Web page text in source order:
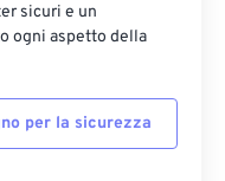
sicuri e un
ogni aspetto della
per la sicurezza